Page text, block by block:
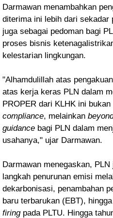
Darmawan menambahkan
diterima ini lebih dari sekadar
juga sebagai pedoman bagi
proses bisnis
kelestarian lingkungan.
"Alhamdulillah atas
atas kerja keras PLN dalam
PROPER dari KLHK ini
compliance, melainkan
guidance bagi PLN dalam
usahanya," ujar Darmawan.
Darmawan menegaskan,
langkah penurunan emisi
dekarbonisasi, penambahan
baru terbarukan (EBT),
firingpada PLTU. Hingga